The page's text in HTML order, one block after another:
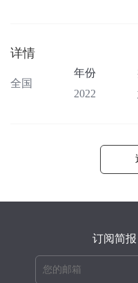
详情
全国
年份
2022
订阅简报